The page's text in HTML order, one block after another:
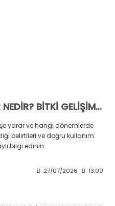
CANNA MONO FOSFOR NEDİR? BİTKİ GELİŞİMİNDE FOSFORUN ÖNEMİ
yarar ve hangi dönemlerde
belirtileri ve doğru kullanım
bilgi edinin.
27/07/2026 13:00